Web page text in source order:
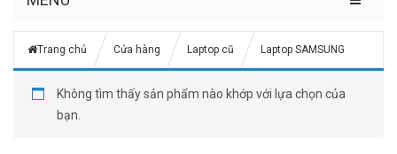
Trang chủ Cửa hàng Laptop cũ Laptop SAMSUNG
Không tìm thấy sản phẩm nào khớp với lựa chọn của
bạn.